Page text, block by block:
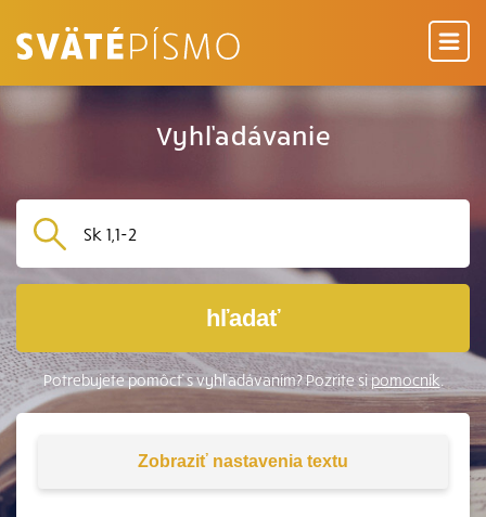
Vyhľadávanie
hľadať
Potrebujete pomôcť s vyhľadávaním? Pozrite sipomocník.
Zobraziť nastavenia textu